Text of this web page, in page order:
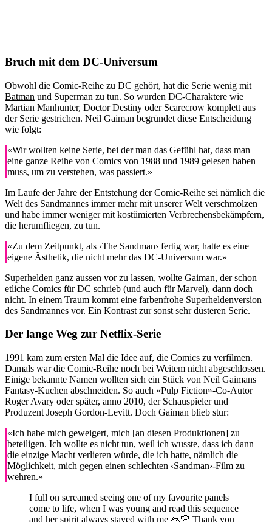
Bruch mit dem DC-Universum
Obwohl die Comic-Reihe zu DC gehört, hat die Serie wenig mit
Batman und Superman zu tun. So wurden DC-Charaktere wie
Martian Manhunter, Doctor Destiny oder Scarecrow komplett aus
der Serie gestrichen. Neil Gaiman begründet diese Entscheidung
wie folgt:
«Wir wollten keine Serie, bei der man das Gefühl hat, dass man
eine ganze Reihe von Comics von 1988 und 1989 gelesen haben
muss, um zu verstehen, was passiert.»
Im Laufe der Jahre der Entstehung der Comic-Reihe sei nämlich die
Welt des Sandmannes immer mehr mit unserer Welt verschmolzen
und habe immer weniger mit kostümierten Verbrechensbekämpfern,
die herumfliegen, zu tun.
«Zu dem Zeitpunkt, als ‹The Sandman› fertig war, hatte es eine
eigene Ästhetik, die nicht mehr das DC-Universum war.»
Superhelden ganz aussen vor zu lassen, wollte Gaiman, der schon
etliche Comics für DC schrieb (und auch für Marvel), dann doch
nicht. In einem Traum kommt eine farbenfrohe Superheldenversion
des Sandmannes vor. Ein Kontrast zur sonst sehr düsteren Serie.
Der lange Weg zur Netflix-Serie
1991 kam zum ersten Mal die Idee auf, die Comics zu verfilmen.
Damals war die Comic-Reihe noch bei Weitem nicht abgeschlossen.
Einige bekannte Namen wollten sich ein Stück von Neil Gaimans
Fantasy-Kuchen abschneiden. So auch «Pulp Fiction»-Co-Autor
Roger Avary oder später, anno 2010, der Schauspieler und
Produzent Joseph Gordon-Levitt. Doch Gaiman blieb stur:
«Ich habe mich geweigert, mich [an diesen Produktionen] zu
beteiligen. Ich wollte es nicht tun, weil ich wusste, dass ich dann
die einzige Macht verlieren würde, die ich hatte, nämlich die
Möglichkeit, mich gegen einen schlechten ‹Sandman›-Film zu
wehren.»
I full on screamed seeing one of my favourite panels
come to life, when I was young and read this sequence
and her spirit always stayed with me 🙏🏻 Thank you